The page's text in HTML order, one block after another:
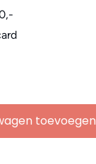
toevoegen